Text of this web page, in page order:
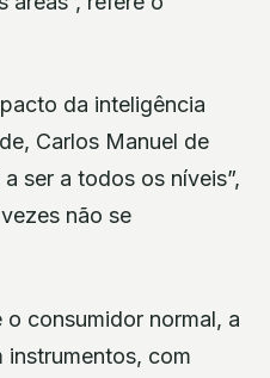
da inteligência
Carlos Manuel de
ser a todos os níveis”,
não se
o consumidor normal, a
instrumentos, com